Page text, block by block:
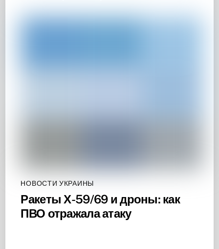
НОВОСТИ УКРАИНЫ
Ракеты Х-59/69 и дроны: как
ПВО отражала атаку